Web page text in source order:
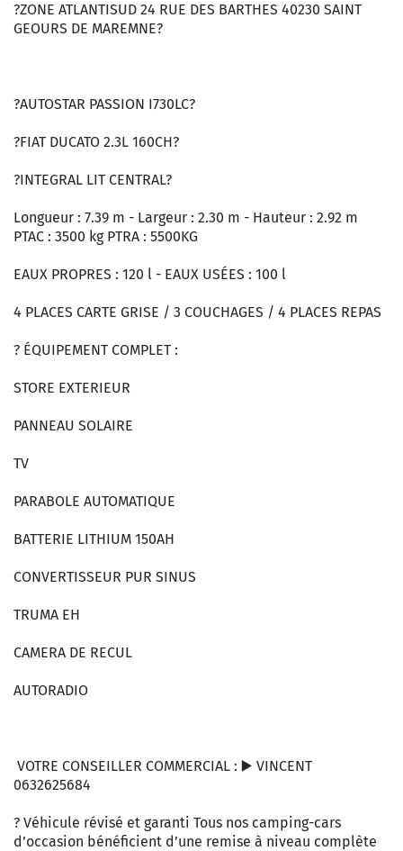
?ZONE ATLANTISUD 24 RUE DES BARTHES 40230 SAINT
GEOURS DE MAREMNE?
?AUTOSTAR PASSION I730LC?
?FIAT DUCATO 2.3L 160CH?
?INTEGRAL LIT CENTRAL?
Longueur : 7.39 m - Largeur : 2.30 m - Hauteur : 2.92 m
PTAC : 3500 kg PTRA : 5500KG
EAUX PROPRES : 120 l - EAUX USÉES : 100 l
4 PLACES CARTE GRISE / 3 COUCHAGES / 4 PLACES REPAS
? ÉQUIPEMENT COMPLET :
STORE EXTERIEUR
PANNEAU SOLAIRE
TV
PARABOLE AUTOMATIQUE
BATTERIE LITHIUM 150AH
CONVERTISSEUR PUR SINUS
TRUMA EH
CAMERA DE RECUL
AUTORADIO
VOTRE CONSEILLER COMMERCIAL : ▶️ VINCENT
0632625684
? Véhicule révisé et garanti Tous nos camping-cars
d’occasion bénéficient d’une remise à niveau complète